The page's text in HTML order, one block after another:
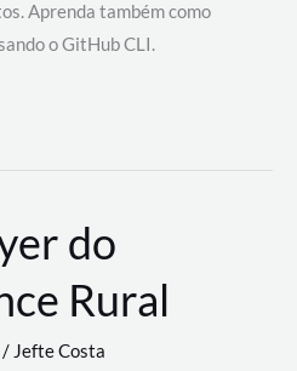
Aprenda também como
o GitHub CLI.
do
Rural
/ Jefte Costa